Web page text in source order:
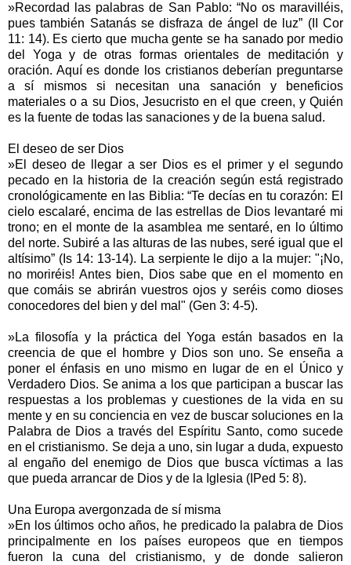
»Recordad las palabras de San Pablo: “No os maravilléis,
pues también Satanás se disfraza de ángel de luz” (II Cor
11: 14). Es cierto que mucha gente se ha sanado por medio
del Yoga y de otras formas orientales de meditación y
oración. Aquí es donde los cristianos deberían preguntarse
a sí mismos si necesitan una sanación y beneficios
materiales o a su Dios, Jesucristo en el que creen, y Quién
es la fuente de todas las sanaciones y de la buena salud.
El deseo de ser Dios
»El deseo de llegar a ser Dios es el primer y el segundo
pecado en la historia de la creación según está registrado
cronológicamente en las Biblia: “Te decías en tu corazón: El
cielo escalaré, encima de las estrellas de Dios levantaré mi
trono; en el monte de la asamblea me sentaré, en lo último
del norte. Subiré a las alturas de las nubes, seré igual que el
altísimo” (Is 14: 13-14). La serpiente le dijo a la mujer: "¡No,
no moriréis! Antes bien, Dios sabe que en el momento en
que comáis se abrirán vuestros ojos y seréis como dioses
conocedores del bien y del mal" (Gen 3: 4-5).
»La filosofía y la práctica del Yoga están basados en la
creencia de que el hombre y Dios son uno. Se enseña a
poner el énfasis en uno mismo en lugar de en el Único y
Verdadero Dios. Se anima a los que participan a buscar las
respuestas a los problemas y cuestiones de la vida en su
mente y en su conciencia en vez de buscar soluciones en la
Palabra de Dios a través del Espíritu Santo, como sucede
en el cristianismo. Se deja a uno, sin lugar a duda, expuesto
al engaño del enemigo de Dios que busca víctimas a las
que pueda arrancar de Dios y de la Iglesia (IPed 5: 8).
Una Europa avergonzada de sí misma
»En los últimos ocho años, he predicado la palabra de Dios
principalmente en los países europeos que en tiempos
fueron la cuna del cristianismo, y de donde salieron